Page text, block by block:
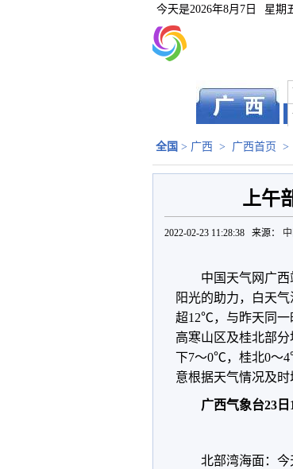
今天是2026年8月7日 星期
全国 > 广西 > 广西首页 >
上午
2022-02-23 11:28:38 来源：
中国天气网广
阳光的助力，白天
超12℃，与昨天同一
高寒山区及桂北部
下7～0℃，桂北0～
意根据天气情况及时
广西气象台23日
北部湾海面：